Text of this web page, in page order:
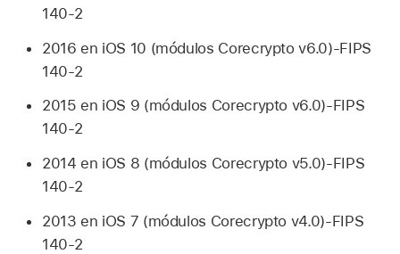
140-2
2016 en iOS 10 (módulos Corecrypto v6.0)-FIPS
140-2
2015 en iOS 9 (módulos Corecrypto v6.0)-FIPS
140-2
2014 en iOS 8 (módulos Corecrypto v5.0)-FIPS
140-2
2013 en iOS 7 (módulos Corecrypto v4.0)-FIPS
140-2